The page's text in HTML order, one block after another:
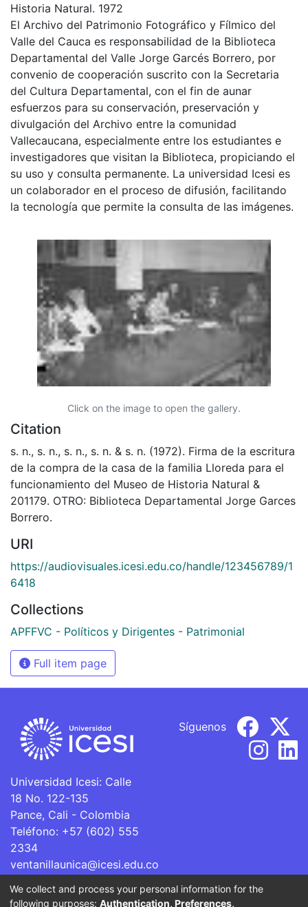
Historia Natural. 1972
El Archivo del Patrimonio Fotográfico y Fílmico del
Valle del Cauca es responsabilidad de la Biblioteca
Departamental del Valle Jorge Garcés Borrero, por
convenio de cooperación suscrito con la Secretaria
del Cultura Departamental, con el fin de aunar
esfuerzos para su conservación, preservación y
divulgación del Archivo entre la comunidad
Vallecaucana, especialmente entre los estudiantes e
investigadores que visitan la Biblioteca, propiciando el
su uso y consulta permanente. La universidad Icesi es
un colaborador en el proceso de difusión, facilitando
la tecnología que permite la consulta de las imágenes.
Click on the image to open the gallery.
Citation
s. n., s. n., s. n., s. n. & s. n. (1972). Firma de la escritura
de la compra de la casa de la familia Lloreda para el
funcionamiento del Museo de Historia Natural &
201179. OTRO: Biblioteca Departamental Jorge Garces
Borrero.
URI
https://audiovisuales.icesi.edu.co/handle/123456789/1
6418
Collections
APFFVC - Políticos y Dirigentes - Patrimonial
Full item page
Universidad Icesi: Calle
18 No. 122-135
Pance, Cali - Colombia
Teléfono: +57 (602) 555
2334
ventanillaunica@icesi.edu.co
Síguenos
La Universidad Icesi es una Institución de Educación
We collect and process your personal information for the
following purposes: Authentication, Preferences,